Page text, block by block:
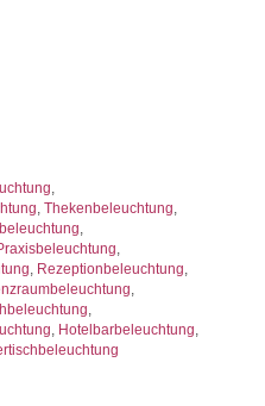
,
, Thekenbeleuchtung,
,
,
, Rezeptionbeleuchtung,
,
,
, Hotelbarbeleuchtung,